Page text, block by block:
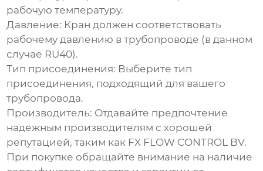
рабочую температуру.
Давление: Кран должен соответствовать
рабочему давлению в трубопроводе (в данном
случае RU40).
Тип присоединения: Выберите тип
присоединения, подходящий для вашего
трубопровода.
Производитель: Отдавайте предпочтение
надежным производителям с хорошей
репутацией, таким как FX FLOW CONTROL BV.
При покупке обращайте внимание на наличие